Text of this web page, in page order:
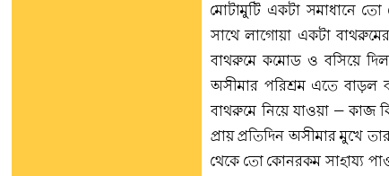
মোটামুটি একটা সমাধানে তো
সাথে লাগোয়া একটা
বাথরুমে কমোড ও বসিয়ে
অসীমার পরিশ্রম এতে বাড়ল
বাথরুমে নিয়ে যাওয়া –
প্রায় প্রতিদিন অসীমার মুখে
থেকে তো কোনরকম সাহায্য